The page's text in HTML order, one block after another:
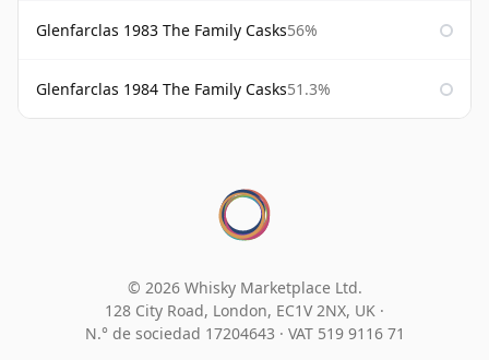
Glenfarclas 1983 The Family Casks56%
Glenfarclas 1984 The Family Casks51.3%
© 2026 Whisky Marketplace Ltd.
128 City Road, London, EC1V 2NX, UK ·
N.° de sociedad 17204643 · VAT 519 9116 71